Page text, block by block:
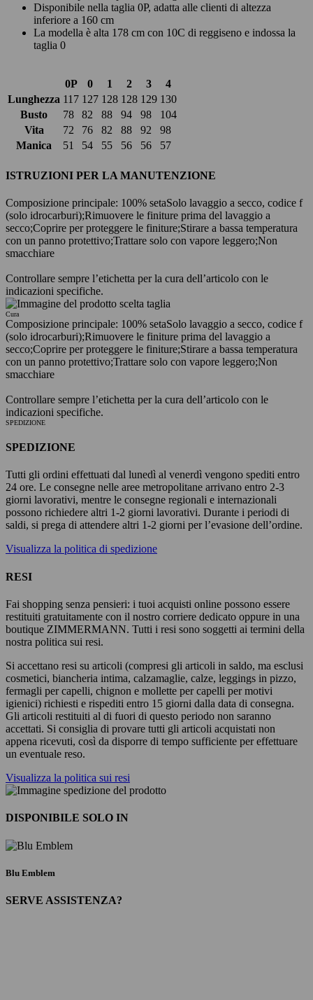
Disponibile nella taglia 0P, adatta alle clienti di altezza
inferiore a 160 cm
La modella è alta 178 cm con 10C di reggiseno e indossa la
taglia 0
0P 0 1 2 3
4
Lunghezza 117 127 128 128 129 130
Busto
78 82 88 94 98
104
Vita
72 76 82 88 92
98
Manica
51 54 55 56 56 57
ISTRUZIONI PER LA MANUTENZIONE
Composizione principale: 100% setaSolo lavaggio a secco, codice f
(solo idrocarburi);Rimuovere le finiture prima del lavaggio a
secco;Coprire per proteggere le finiture;Stirare a bassa temperatura
con un panno protettivo;Trattare solo con vapore leggero;Non
smacchiare
Controllare sempre l’etichetta per la cura dell’articolo con le
indicazioni specifiche.
Cura
Composizione principale: 100% setaSolo lavaggio a secco, codice f
(solo idrocarburi);Rimuovere le finiture prima del lavaggio a
secco;Coprire per proteggere le finiture;Stirare a bassa temperatura
con un panno protettivo;Trattare solo con vapore leggero;Non
smacchiare
Controllare sempre l’etichetta per la cura dell’articolo con le
indicazioni specifiche.
SPEDIZIONE
SPEDIZIONE
Tutti gli ordini effettuati dal lunedì al venerdì vengono spediti entro
24 ore. Le consegne nelle aree metropolitane arrivano entro 2-3
giorni lavorativi, mentre le consegne regionali e internazionali
possono richiedere altri 1-2 giorni lavorativi. Durante i periodi di
saldi, si prega di attendere altri 1-2 giorni per l’evasione dell’ordine.
Visualizza la politica di spedizione
RESI
Fai shopping senza pensieri: i tuoi acquisti online possono essere
restituiti gratuitamente con il nostro corriere dedicato oppure in una
boutique ZIMMERMANN. Tutti i resi sono soggetti ai termini della
nostra politica sui resi.
Si accettano resi su articoli (compresi gli articoli in saldo, ma esclusi
cosmetici, biancheria intima, calzamaglie, calze, leggings in pizzo,
fermagli per capelli, chignon e mollette per capelli per motivi
igienici) richiesti e rispediti entro 15 giorni dalla data di consegna.
Gli articoli restituiti al di fuori di questo periodo non saranno
accettati. Si consiglia di provare tutti gli articoli acquistati non
appena ricevuti, così da disporre di tempo sufficiente per effettuare
un eventuale reso.
Visualizza la politica sui resi
DISPONIBILE SOLO IN
Blu Emblem
SERVE ASSISTENZA?